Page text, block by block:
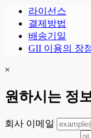
라이선스
결제방법
배송기일
GII 이용의 장
×
원하시는 정
회사 이메일